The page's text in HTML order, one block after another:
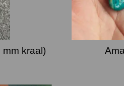
kraal)